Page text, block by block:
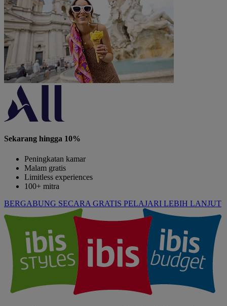
Sekarang hingga 10%
Peningkatan kamar
Malam gratis
Limitless experiences
100+ mitra
BERGABUNG SECARA GRATIS PELAJARI LEBIH LANJUT